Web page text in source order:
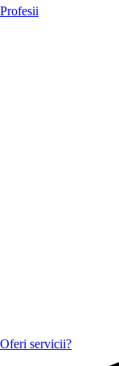
Profesii
Oferi servicii?